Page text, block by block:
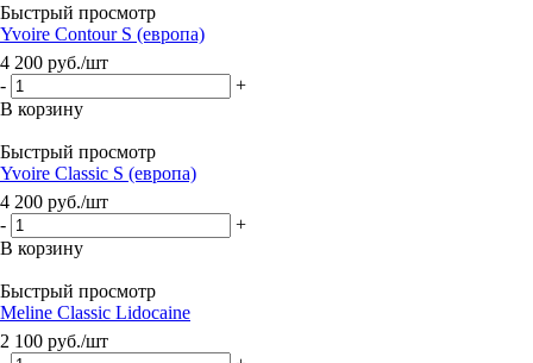
Быстрый просмотр
Yvoire Contour S (европа)
4 200 руб./шт
-
+
В корзину
Быстрый просмотр
Yvoire Classic S (европа)
4 200 руб./шт
-
+
В корзину
Быстрый просмотр
Meline Classic Lidocaine
2 100 руб./шт